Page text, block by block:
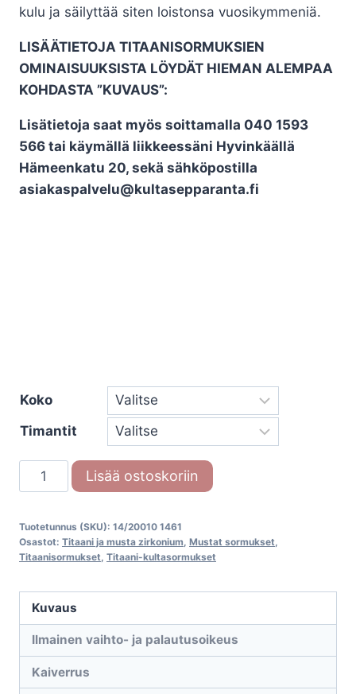
kulu ja säilyttää siten loistonsa vuosikymmeniä.
LISÄÄTIETOJA TITAANISORMUKSIEN
OMINAISUUKSISTA LÖYDÄT HIEMAN ALEMPAA
KOHDASTA ”KUVAUS”:
Lisätietoja saat myös soittamalla 040 1593
566 tai käymällä liikkeessäni Hyvinkäällä
Hämeenkatu 20, sekä sähköpostilla
asiakaspalvelu@kultasepparanta.fi
Koko
Timantit
Titaanisormus
Surfing
14/20010
1461
Lisää ostoskoriin
Tuotetunnus (SKU): 14/20010 1461
Osastot: Titaani ja musta zirkonium, Mustat sormukset,
Titaanisormukset, Titaani-kultasormukset
Kuvaus
Ilmainen vaihto- ja palautusoikeus
Kaiverrus